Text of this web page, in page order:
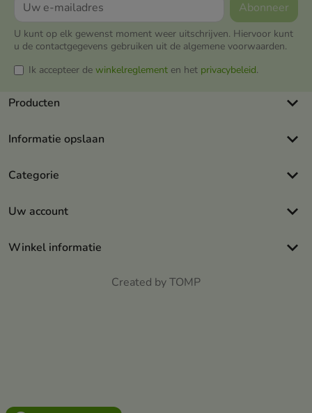
U kunt op elk gewenst moment weer uitschrijven. Hiervoor kunt
u de contactgegevens gebruiken uit de algemene voorwaarden.
Ik accepteer de winkelreglement en het privacybeleid.
Producten keyboard_arrow_down
Informatie opslaan keyboard_arrow_down
Categorie keyboard_arrow_down
Uw account keyboard_arrow_down
Winkel informatie keyboard_arrow_down
Created by TOMP